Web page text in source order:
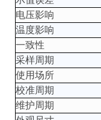
电压影响
温度影响
一致性
采样周期
使用场所
校准周期
维护周期